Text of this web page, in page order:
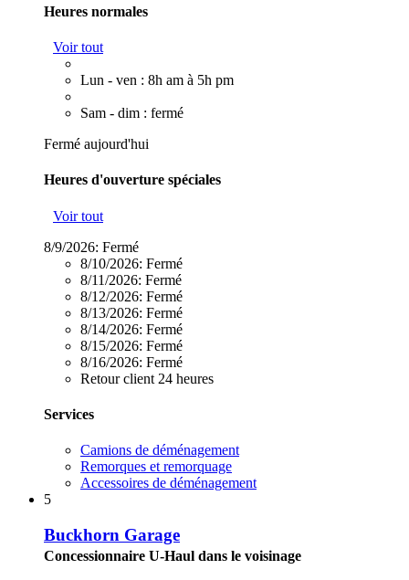
Heures normales
Voir tout
Lun - ven : 8h am à 5h pm
Sam - dim : fermé
Fermé aujourd'hui
Heures d'ouverture spéciales
Voir tout
8/9/2026: Fermé
8/10/2026: Fermé
8/11/2026: Fermé
8/12/2026: Fermé
8/13/2026: Fermé
8/14/2026: Fermé
8/15/2026: Fermé
8/16/2026: Fermé
Retour client 24 heures
Services
Camions de déménagement
Remorques et remorquage
Accessoires de déménagement
5
Buckhorn Garage
Concessionnaire U-Haul dans le voisinage